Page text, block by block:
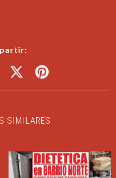
SIMILARES